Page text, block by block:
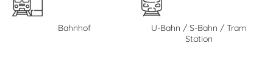
Bahnhof
U-Bahn / S-Bahn / Tram
Station